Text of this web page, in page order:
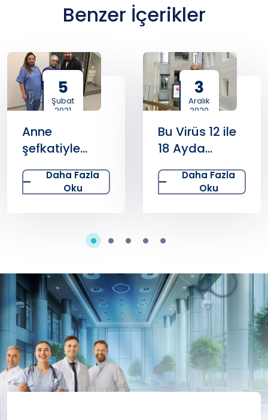
Benzer İçerikler
5
Şubat
2021
Anne
şefkatiyle
operasyon
Daha Fazla
Oku
3
Aralık
2020
Bu Virüs 12 ile
18 Ayda
Öldürüyor
Daha Fazla
Oku